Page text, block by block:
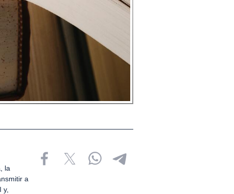
la
a
y,